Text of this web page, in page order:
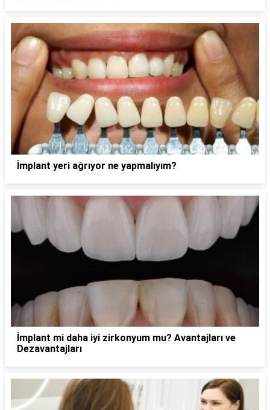
İmplant yeri ağrıyor ne yapmalıyım?
İmplant mi daha iyi zirkonyum mu? Avantajları ve
Dezavantajları